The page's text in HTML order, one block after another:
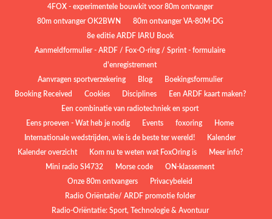
4FOX - experimentele bouwkit voor 80m ontvanger
80m ontvanger OK2BWN
80m ontvanger VA-80M-DG
8e editie ARDF IARU Book
Aanmeldformulier - ARDF / Fox-O-ring / Sprint - formulaire
d'enregistrement
Aanvragen sportverzekering
Blog
Boekingsformulier
Booking Received
Cookies Disciplines
Een ARDF kaart maken?
Een combinatie van radiotechniek en sport
Eens proeven - Wat heb je nodig
Events foxoring
Home
Internationale wedstrijden, wie is de beste ter wereld!
Kalender
Kalender overzicht
Kom nu te weten wat FoxOring is
Meer info?
Mini radio SI4732
Morse code
ON-klassement
Onze 80m ontvangers
Privacybeleid
Radio Oriëntatie/ ARDF promotie folder
Radio‑Oriëntatie: Sport, Technologie & Avontuur